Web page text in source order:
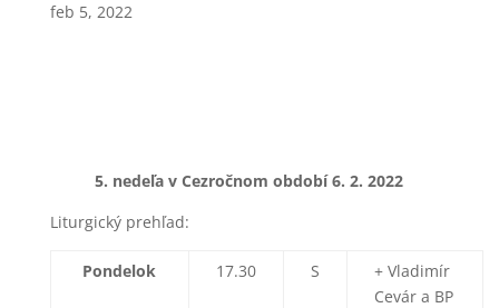
feb 5, 2022
5. nedeľa v Cezročnom období6. 2. 2022
Liturgický prehľad:
Pondelok 17.30 S
+ Vladimír
Cevár a BP